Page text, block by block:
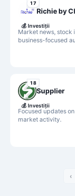
17
Richie by
Market news, stock
business-focused
💰 Investiții
18
Supplier
Focused updates
market activity.
💰 Investiții
‹